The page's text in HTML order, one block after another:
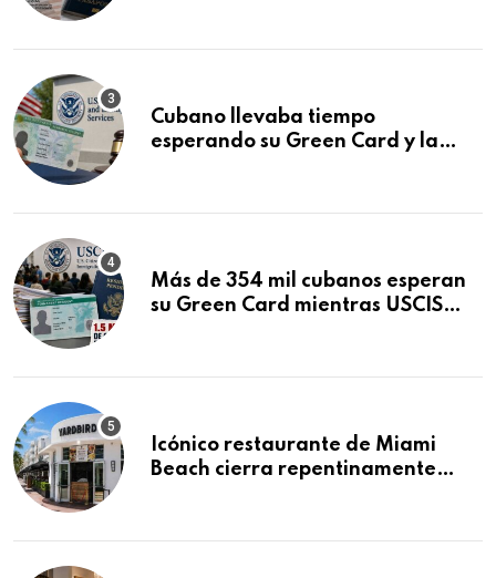
Cubano llevaba tiempo
esperando su Green Card y la
Más de 354 mil cubanos esperan
su Green Card mientras USCIS
Icónico restaurante de Miami
Beach cierra repentinamente